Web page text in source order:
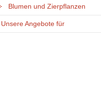
Blumen und Zierpflanzen
Unsere Angebote für